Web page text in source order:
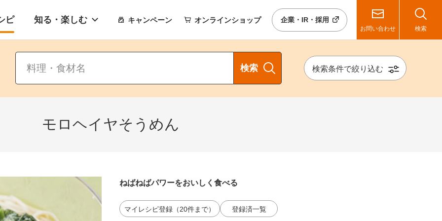
ピ 知る・楽しむ キャンペーン オンラインショップ 企業・IR・採用
お問い合わせ 検索
検索 検索条件で絞り込む
モロヘイヤそうめん
ねばねばパワーをおいしく食べる
マイレシピ登録（20件まで） 登録済一覧